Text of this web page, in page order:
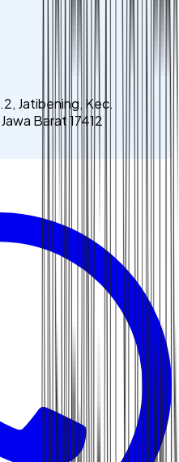
Jatibening, Kec.
Barat 17412